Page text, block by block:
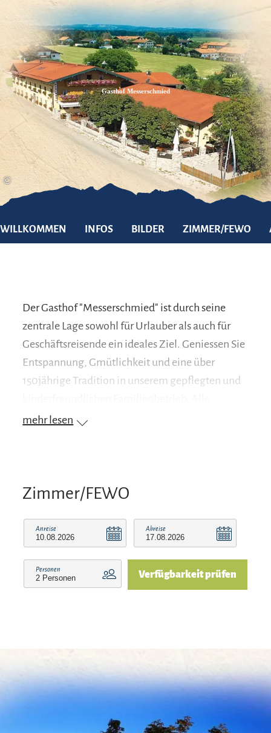
Zum
Inhalt
Zur
Suche
Zum
Footer
©
Gasthof Messerschmied
WILLKOMMEN INFOS BILDER ZIMMER/FEWO
Der Gasthof "Messerschmied" ist durch seine
zentrale Lage sowohl für Urlauber als auch für
Geschäftsreisende ein ideales Ziel. Geniessen Sie
Entspannung, Gmütlichkeit und eine über
150jährige Tradition in unserem gepflegten und
Zimmer mit Dusche/WC, Kabel-TV und teilweise
Ambiente für erholsame Tage. Auf der
den Ton an - traditionell, bodenständig und
Produkte aus der Region. Das Haus wurde vom
Bayerischen Staatsministerium im Wettbewerb
"Bayerische Küche und Pflege der bayerischen
Chiemsee/Chiemgau.Wichtige Information: Am
Montag und Dienstag haben wir Ruhetag. Eine
Rücksprache möglich!
mehr lesen
Zimmer/FEWO
Anreise Abreise
Personen Verfügbarkeit prüfen